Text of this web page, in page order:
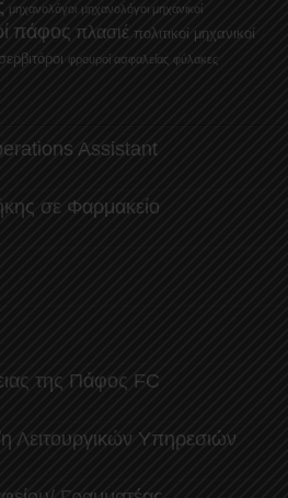
μηχανολόγοι μηχανολόγοι μηχανικοί
πάφος πλασιέ πολιτικοί μηχανικοί
φρουροί ασφαλείας φύλακες
Assistant
σε Φαρμακείο
της Πάφος FC
η Λειτουργικών Υπηρεσιών